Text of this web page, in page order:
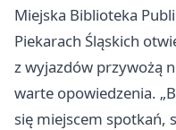
Miejska Biblioteka
Piekarach Śląskich
z wyjazdów przywożą
warte opowiedzenia.
się miejscem spotkań,